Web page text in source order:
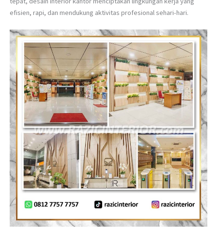
efisien, rapi, dan mendukung aktivitas profesional sehari-hari.